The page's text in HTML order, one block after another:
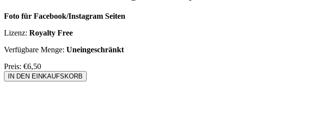
Foto für Facebook/Instagram Seiten
Lizenz: Royalty Free
Verfügbare Menge: Uneingeschränkt
Preis: €6,50